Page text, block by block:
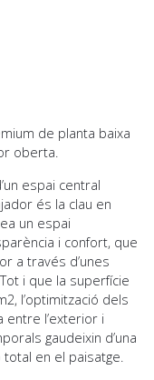
de planta baixa
oberta.
espai central
és la clau en
un espai
i confort, que
a través d’unes
i que la superfície
l’optimització dels
entre l’exterior i
gaudeixin d’una
total en el paisatge.